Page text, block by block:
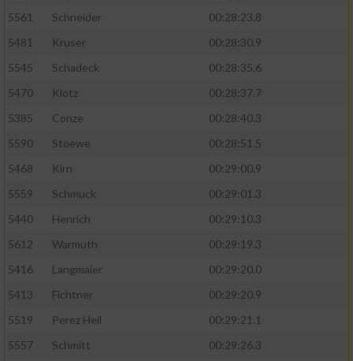
5561
Schneider
00:28:23.8
5481
Kruser
00:28:30.9
5545
Schadeck
00:28:35.6
5470
Klotz
00:28:37.7
5385
Conze
00:28:40.3
5590
Stoewe
00:28:51.5
5468
Kirn
00:29:00.9
5559
Schmuck
00:29:01.3
5440
Henrich
00:29:10.3
5612
Warmuth
00:29:19.3
5416
Langmaier
00:29:20.0
5413
Fichtner
00:29:20.9
5519
Perez Heil
00:29:21.1
5557
Schmitt 00:29:26.3